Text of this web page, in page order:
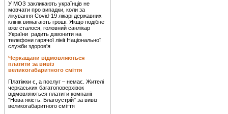
У МОЗ закликають українців не
мовчати про випадки, коли за
лікування Covid-19 лікарі державних
клінік вимагають гроші. Якщо подібне
вже сталося, головний санлікар
України радить дзвонити на
телефони гарячої лінії Національної
служби здоров'я
Черкащани відмовляються
платити за вивіз
великогабаритного сміття
Платіжки є, а послуг – немає. Жителі
черкаських багатоповерхівок
відмовляються платити компанії
"Нова якість. Благоустрій" за вивіз
великогабаритного сміття